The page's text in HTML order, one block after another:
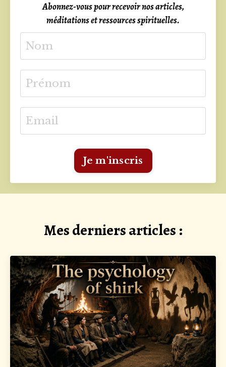
Abonnez-vous pour recevoir nos articles,
méditations et ressources spirituelles.
Je m'inscris
Mes derniers articles :